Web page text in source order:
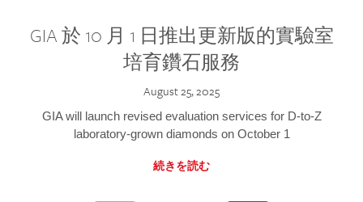
GIA 於 10 月 1 日推出更新版的實驗室
培育鑽石服務
August 25, 2025
GIA will launch revised evaluation services for D-to-Z
laboratory-grown diamonds on October 1
続きを読む